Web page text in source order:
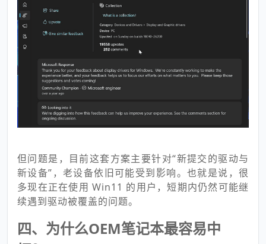
但问题是，目前这套方案主要针对“新提交的驱动与
新设备”，老设备依旧可能受到影响。也就是说，很
多现在正在使用 Win11 的用户，短期内仍然可能继
续遇到驱动被覆盖的问题。
四、为什么OEM笔记本最容易中